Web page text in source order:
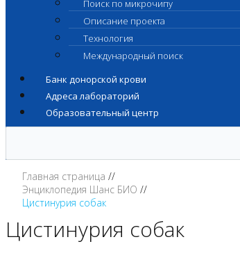
Поиск по микрочипу
Описание проекта
Технология
Международный поиск
Банк донорской крови
Адреса лабораторий
Образовательный центр
Главная страница
Энциклопедия Шанс БИО
Цистинурия собак
Цистинурия собак